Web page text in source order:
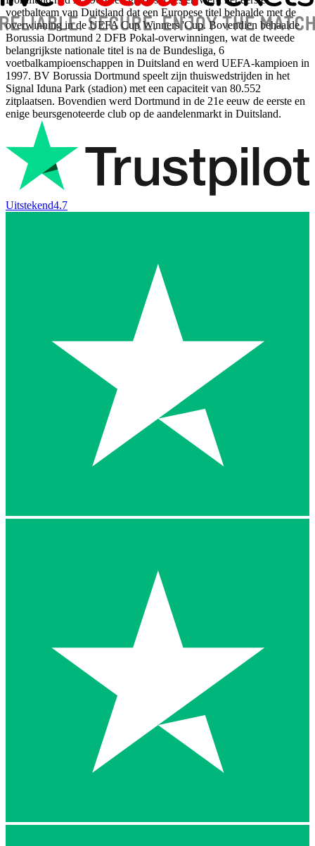
voetbalteam van Duitsland dat een Europese titel behaalde met de
overwinning in de UEFA Cup Winners 'Cup. Bovendien behaalde
Borussia Dortmund 2 DFB Pokal-overwinningen, wat de tweede
belangrijkste nationale titel is na de Bundesliga, 6
voetbalkampioenschappen in Duitsland en werd UEFA-kampioen in
1997. BV Borussia Dortmund speelt zijn thuiswedstrijden in het
Signal Iduna Park (stadion) met een capaciteit van 80.552
zitplaatsen. Bovendien werd Dortmund in de 21e eeuw de eerste en
enige beursgenoteerde club op de aandelenmarkt in Duitsland.
Uitstekend4.7